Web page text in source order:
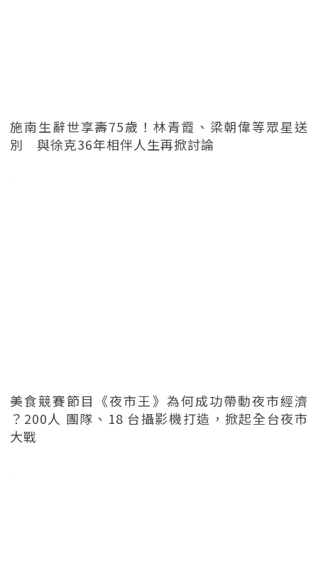
施南生辭世享壽75歲！林青霞、梁朝偉等眾星送
別 與徐克36年相伴人生再掀討論
美食競賽節目《夜市王》為何成功帶動夜市經濟
？200人 團隊、18 台攝影機打造，掀起全台夜市
大戰